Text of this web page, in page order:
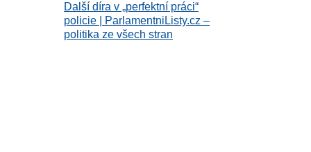
Další díra v „perfektní práci“
policie | ParlamentniListy.cz –
politika ze všech stran